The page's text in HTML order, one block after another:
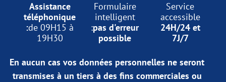
Assistance
téléphonique
:de 09H15 à
19H30
Formulaire
intelligent
:pas d'erreur
possible
Service
accessible
24H/24 et
7J/7
En aucun cas vos données personnelles ne seront
transmises à un tiers à des fins commerciales ou